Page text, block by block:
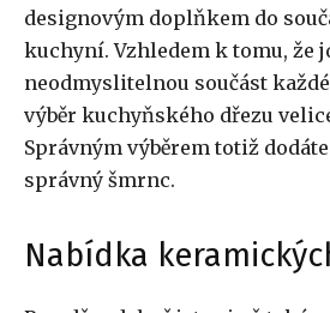
designovým doplňkem do
kuchyní. Vzhledem k tomu, že
neodmyslitelnou součást
výběr kuchyňského dřezu
Správným výběrem totiž
správný šmrnc.
Nabídka